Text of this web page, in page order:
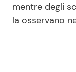
mentre degli
la osservano